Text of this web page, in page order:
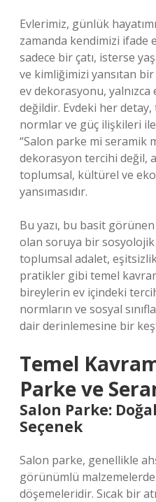
Evlerimiz, günlük
zamanda kendimizi ifade
sadece bir çatı, isterse
ve kimliğimizi yansıtan
ev dekorasyonu,
değildir. Evdeki her
normlar ve güç ilişkileri
“Salon parke mi seramik
dekorasyon tercihi değil,
toplumsal, kültürel ve
yansımasıdır.
Bu yazı, bu basit
olan soruya bir sosyolojik
toplumsal adalet,
pratikler gibi temel
bireylerin ev içindeki
normların ve sosyal
dair derinlemesine bir
Temel
Parke ve
Salon Parke:
Seçenek
Salon parke, genellikle
görünümlü
döşemeleridir. Sıcak bir